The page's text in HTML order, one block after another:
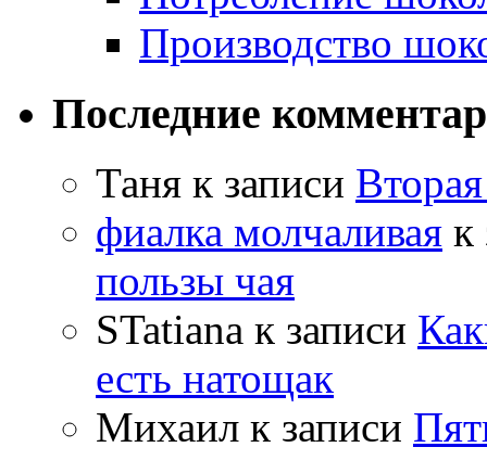
Производство
Последние
Таня к записи
фиалка молчаливая к
пользы чая
STatiana к записи
есть натощак
Михаил к записи